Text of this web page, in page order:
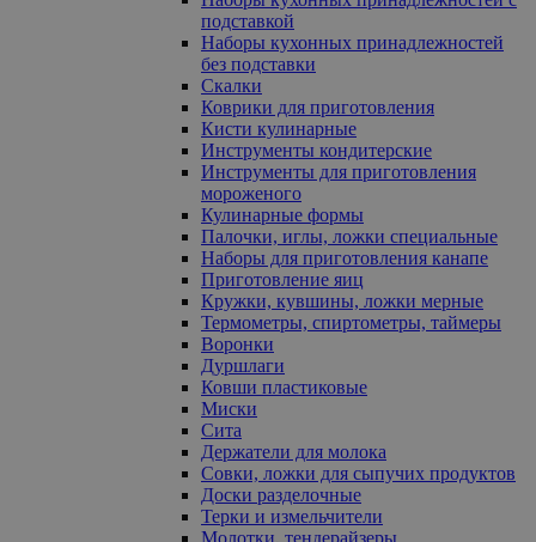
подставкой
Наборы кухонных принадлежностей
без подставки
Скалки
Коврики для приготовления
Кисти кулинарные
Инструменты кондитерские
Инструменты для приготовления
мороженого
Кулинарные формы
Палочки, иглы, ложки специальные
Наборы для приготовления канапе
Приготовление яиц
Кружки, кувшины, ложки мерные
Термометры, спиртометры, таймеры
Воронки
Дуршлаги
Ковши пластиковые
Миски
Сита
Держатели для молока
Совки, ложки для сыпучих продуктов
Доски разделочные
Терки и измельчители
Молотки, тендерайзеры